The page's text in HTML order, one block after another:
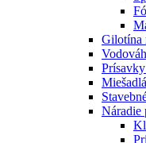
Gilotína
Miešadlá
Náradie